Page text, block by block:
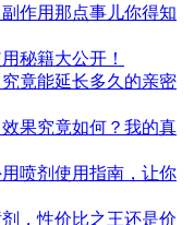
作用那点事儿你得知
秘籍大公开！
竟能延长多久的亲密
果究竟如何？我的真
喷剂使用指南，让你
，性价比之王还是价